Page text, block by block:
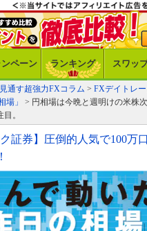
ペーン ランキング スワッ
通す超強力FXコラム > FXデイトレ
場」
> 円相場は今晩と週明けの米株
。
ク証券】圧倒的人気で100万